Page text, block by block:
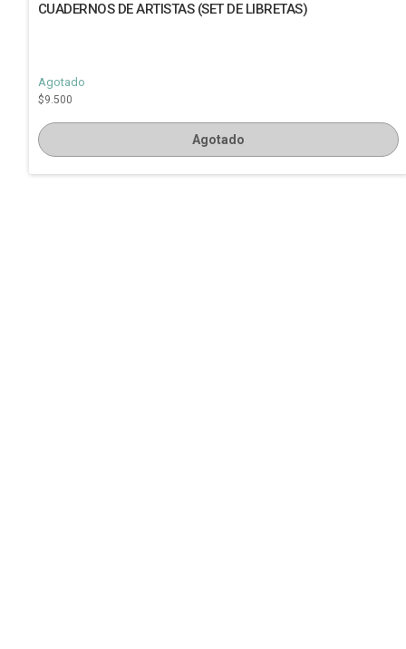
CUADERNOS DE ARTISTAS (SET DE LIBRETAS)
Agotado
$9.500
Agotado